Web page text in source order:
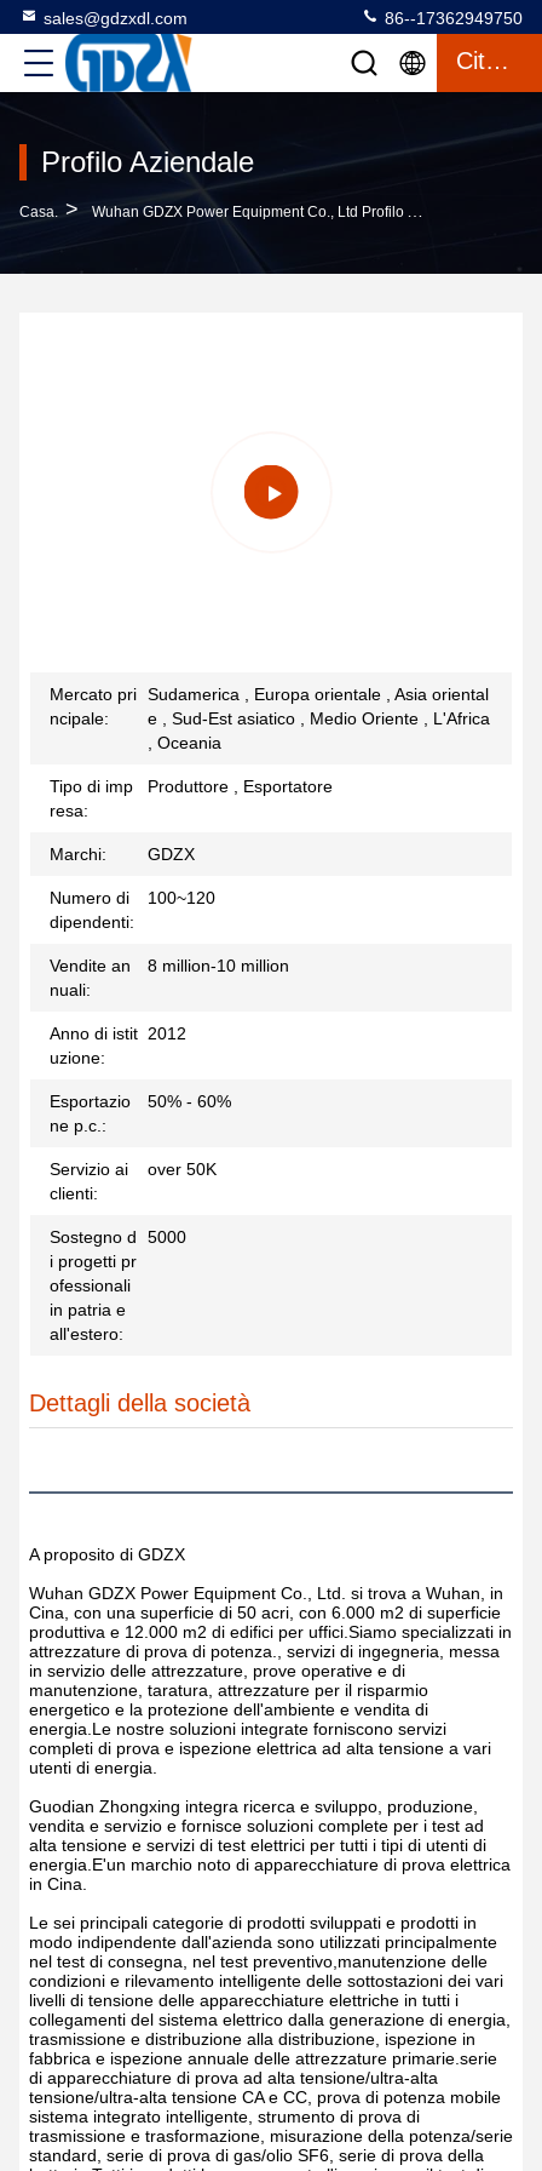
sales@gdzxdl.com 86--17362949750
Citazione
Profilo Aziendale
Casa. > Wuhan GDZX Power Equipment Co., Ltd Profilo Aziendale
Mercato pri
ncipale:
Sudamerica , Europa orientale , Asia oriental
e , Sud-Est asiatico , Medio Oriente , L'Africa
, Oceania
Tipo di imp
resa:
Produttore , Esportatore
Marchi: GDZX
Numero di
dipendenti:
100~120
Vendite an
nuali:
8 million-10 million
Anno di istit
uzione:
2012
Esportazio
ne p.c.:
50% - 60%
Servizio ai
clienti:
over 50K
Sostegno d
i progetti pr
ofessionali
in patria e
all'estero:
5000
Dettagli della società
A proposito di GDZX
Wuhan GDZX Power Equipment Co., Ltd. si trova a Wuhan, in
Cina, con una superficie di 50 acri, con 6.000 m2 di superficie
produttiva e 12.000 m2 di edifici per uffici.Siamo specializzati in
attrezzature di prova di potenza., servizi di ingegneria, messa
in servizio delle attrezzature, prove operative e di
manutenzione, taratura, attrezzature per il risparmio
energetico e la protezione dell'ambiente e vendita di
energia.Le nostre soluzioni integrate forniscono servizi
completi di prova e ispezione elettrica ad alta tensione a vari
utenti di energia.
Guodian Zhongxing integra ricerca e sviluppo, produzione,
vendita e servizio e fornisce soluzioni complete per i test ad
alta tensione e servizi di test elettrici per tutti i tipi di utenti di
energia.E'un marchio noto di apparecchiature di prova elettrica
in Cina.
Le sei principali categorie di prodotti sviluppati e prodotti in
modo indipendente dall'azienda sono utilizzati principalmente
nel test di consegna, nel test preventivo,manutenzione delle
condizioni e rilevamento intelligente delle sottostazioni dei vari
livelli di tensione delle apparecchiature elettriche in tutti i
collegamenti del sistema elettrico dalla generazione di energia,
trasmissione e distribuzione alla distribuzione, ispezione in
fabbrica e ispezione annuale delle attrezzature primarie.serie
di apparecchiature di prova ad alta tensione/ultra-alta
tensione/ultra-alta tensione CA e CC, prova di potenza mobile
sistema integrato intelligente, strumento di prova di
trasmissione e trasformazione, misurazione della potenza/serie
standard, serie di prova di gas/olio SF6, serie di prova della